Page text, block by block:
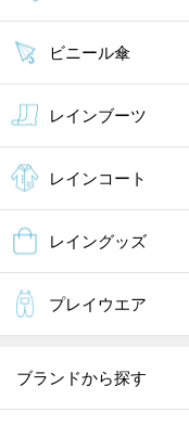
ビニール傘
レインブーツ
レインコート
レイングッズ
プレイウエア
ブランドから探す